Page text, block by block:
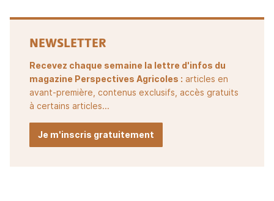
NEWSLETTER
Recevez chaque semaine la lettre d'infos du
magazine Perspectives Agricoles : articles en
avant-première, contenus exclusifs, accès gratuits
à certains articles...
Je m'inscris gratuitement